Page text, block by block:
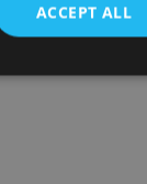
ACCEPT ALL